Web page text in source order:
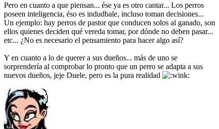
Pero en cuanto a que piensan... ése ya es otro cantar... Los perros
poseen inteligencia, éso es indudbale, incluso toman decisiones...
Un ejemplo: hay perros de pastor que conducen solos al ganado, son
ellos quienes deciden qué vereda tomar, por dónde no deben pasar...
etc... ¿No es necesario el pensamiento para hacer algo así?
Y en cuanto a lo de querer a sus dueños... más de uno se
sorprendería al comprobar lo pronto que un perro se adapta a sus
nuevos dueños, jeje Duele, pero es la pura realidad